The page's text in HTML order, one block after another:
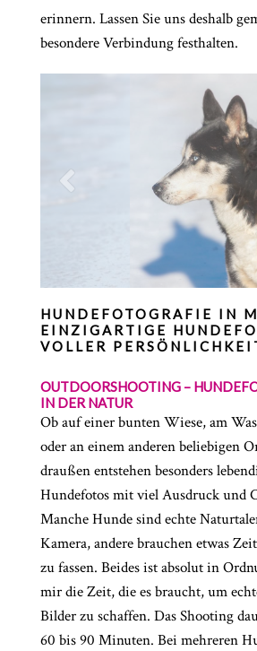
erinnern. Lassen Sie uns deshalb
besondere Verbindung festhalten.
HUNDEFOTOGRAFIE IN
EINZIGARTIGE
VOLLER
OUTDOORSHOOTING –
IN DER NATUR
Ob auf einer bunten Wiese, am
oder an einem anderen beliebigen
draußen entstehen besonders
Hundefotos mit viel Ausdruck und
Manche Hunde sind echte
Kamera, andere brauchen etwas
zu fassen. Beides ist absolut in
mir die Zeit, die es braucht, um
Bilder zu schaffen. Das Shooting
60 bis 90 Minuten. Bei mehreren